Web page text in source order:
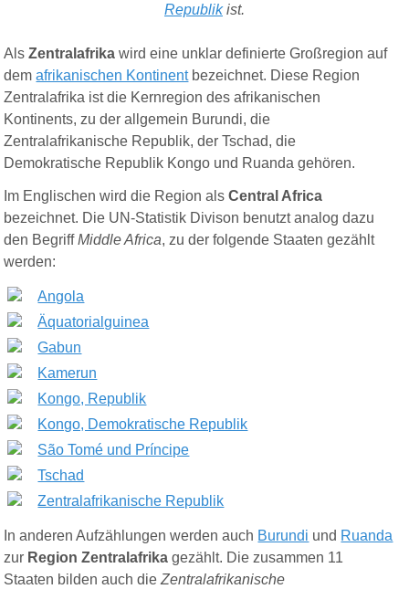
Republikist.
AlsZentralafrika wird eine unklar definierte Großregion auf
demafrikanischen Kontinentbezeichnet. Diese Region
Zentralafrika ist die Kernregion des afrikanischen
Kontinents, zu der allgemein Burundi, die
Zentralafrikanische Republik, der Tschad, die
Demokratische Republik Kongo und Ruanda gehören.
Im Englischen wird die Region alsCentral Africa
bezeichnet. Die UN-Statistik Divison benutzt analog dazu
den BegriffMiddle Africa, zu der folgende Staatengezählt
werden:
Angola
Äquatorialguinea
Gabun
Kamerun
Kongo, Republik
Kongo, Demokratische Republik
São Tomé und Príncipe
Tschad
Zentralafrikanische Republik
In anderen Aufzählungen werden auch Burundi und Ruanda
zur Region Zentralafrikagezählt. Die zusammen 11
Staaten bilden auch dieZentralafrikanische